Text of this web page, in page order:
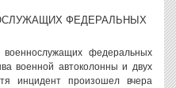
ФЕДЕРАЛЬНЫХ
военнослужащих федеральных
военной автоколонны и двух
инцидент произошел вчера